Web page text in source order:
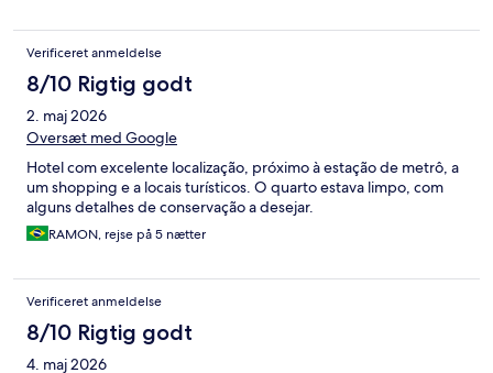
Verificeret anmeldelse
8/10 Rigtig godt
2. maj 2026
Oversæt med Google
Hotel com excelente localização, próximo à estação de metrô, a
um shopping e a locais turísticos. O quarto estava limpo, com
alguns detalhes de conservação a desejar.
RAMON, rejse på 5 nætter
Verificeret anmeldelse
8/10 Rigtig godt
4. maj 2026